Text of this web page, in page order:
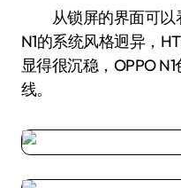
从锁屏的界面可以
N1的系统风格迥异，
显得很沉稳，OPPO
线。